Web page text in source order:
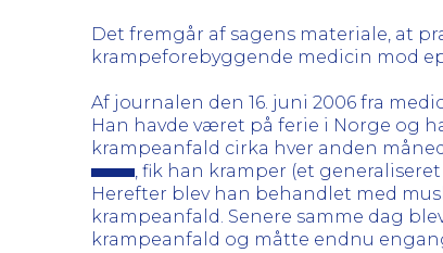
Det fremgår af sagens materiale, at
krampeforebyggende medicin mod
Af journalen den 16. juni 2006 fra
Han havde været på ferie i Norge og
krampeanfald cirka hver anden
, fik han kramper (et
Herefter blev han behandlet med
krampeanfald. Senere samme dag
krampeanfald og måtte endnu